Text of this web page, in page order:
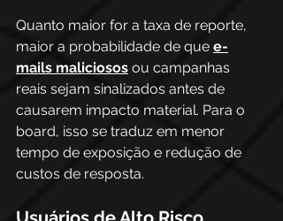
Quanto maior for a taxa de reporte,
maior a probabilidade de que e-
mails maliciosos ou campanhas
reais sejam sinalizados antes de
causarem impacto material. Para o
board, isso se traduz em menor
tempo de exposição e redução de
custos de resposta.